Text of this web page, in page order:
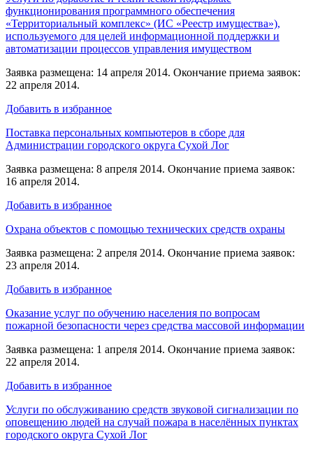
функционирования программного обеспечения
«Территориальный комплекс» (ИС «Реестр имущества»),
используемого для целей информационной поддержки и
автоматизации процессов управления имуществом
Заявка размещена: 14 апреля 2014. Окончание приема заявок:
22 апреля 2014.
Добавить в избранное
Поставка персональных компьютеров в сборе для
Администрации городского округа Сухой Лог
Заявка размещена: 8 апреля 2014. Окончание приема заявок:
16 апреля 2014.
Добавить в избранное
Охрана объектов с помощью технических средств охраны
Заявка размещена: 2 апреля 2014. Окончание приема заявок:
23 апреля 2014.
Добавить в избранное
Оказание услуг по обучению населения по вопросам
пожарной безопасности через средства массовой информации
Заявка размещена: 1 апреля 2014. Окончание приема заявок:
22 апреля 2014.
Добавить в избранное
Услуги по обслуживанию средств звуковой сигнализации по
оповещению людей на случай пожара в населённых пунктах
городского округа Сухой Лог